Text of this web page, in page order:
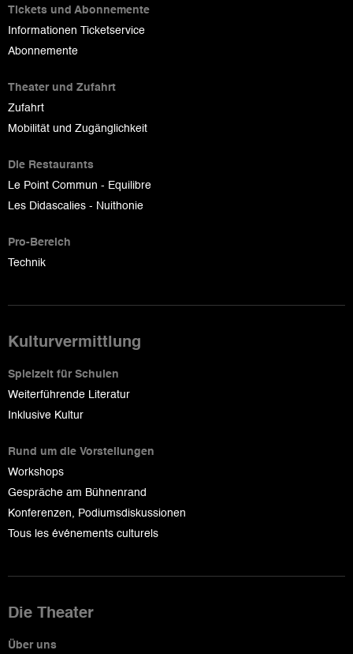
Tickets und Abonnemente
Informationen Ticketservice
Abonnemente
Theater und Zufahrt
Zufahrt
Mobilität und Zugänglichkeit
Die Restaurants
Le Point Commun - Equilibre
Les Didascalies - Nuithonie
Pro-Bereich
Technik
Kulturvermittlung
Spielzeit für Schulen
Weiterführende Literatur
Inklusive Kultur
Rund um die Vorstellungen
Workshops
Gespräche am Bühnenrand
Konferenzen, Podiumsdiskussionen
Tous les événements culturels
Die Theater
Über uns